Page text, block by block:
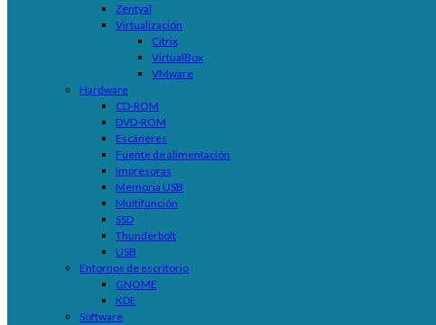
Zentyal
Virtualización
Citrix
VirtualBox
VMware
Hardware
CD-ROM
DVD-ROM
Escáneres
Fuente de alimentación
Impresoras
Memoria USB
Multifunción
SSD
Thunderbolt
USB
Entornos de escritorio
GNOME
KDE
Software